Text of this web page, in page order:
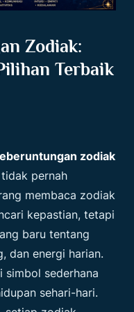
Zodiak:
Terbaik
zodiak
pernah
membaca zodiak
kepastian, tetapi
baru tentang
dan energi harian.
simbol sederhana
sehari-hari.